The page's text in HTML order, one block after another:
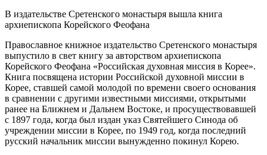
В издательстве Сретенского монастыря вышла книга
архиепископа Корейского Феофана
Православное книжное издательство Сретенского монастыря
выпустило в свет книгу за авторством архиепископа
Корейского Феофана «Российская духовная миссия в Корее».
Книга посвящена истории Российской духовной миссии в
Корее, ставшей самой молодой по времени своего основания
в сравнении с другими известными миссиями, открытыми
ранее на Ближнем и Дальнем Востоке, и просуществовавшей
с 1897 года, когда был издан указ Святейшего Синода об
учреждении миссии в Корее, по 1949 год, когда последний
русский начальник миссии вынужденно покинул Корею.